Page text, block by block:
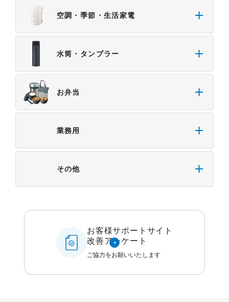
空調・季節・生活家電
水筒・タンブラー
お弁当
業務用
その他
お客様サポートサイト
改善アンケート
ご協力をお願いいたします